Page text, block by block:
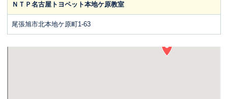
ＮＴＰ名古屋トヨペット本地ケ原教室
尾張旭市北本地ケ原町1-63